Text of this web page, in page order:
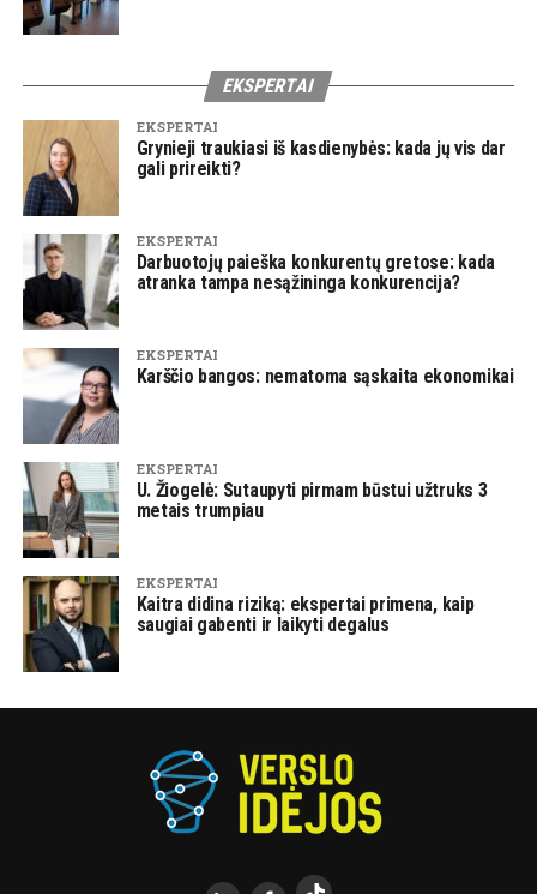
EKSPERTAI
EKSPERTAI
Grynieji traukiasi iš kasdienybės: kada jų vis dar
gali prireikti?
EKSPERTAI
Darbuotojų paieška konkurentų gretose: kada
atranka tampa nesąžininga konkurencija?
EKSPERTAI
Karščio bangos: nematoma sąskaita ekonomikai
EKSPERTAI
U. Žiogelė: Sutaupyti pirmam būstui užtruks 3
metais trumpiau
EKSPERTAI
Kaitra didina riziką: ekspertai primena, kaip
saugiai gabenti ir laikyti degalus